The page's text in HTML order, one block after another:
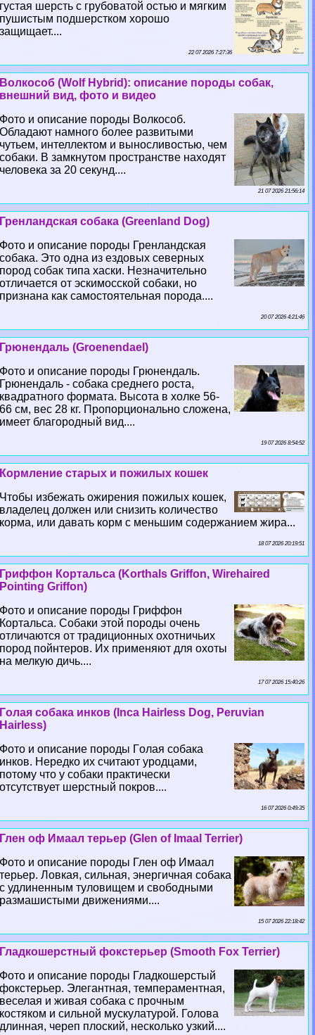
густая шерсть с грубоватой остью и мягким
пушистым подшерстком хорошо
защищает....
22 07 2026 7:27:36
Волкособ (Wolf Hybrid): описание породы собак,
внешний вид, фото и видео
Фото и описание породы Волкособ.
Обладают намного более развитыми
чутьем, интеллектом и выносливостью, чем
собаки. В замкнутом прострaнcтве находят
человека за 20 секунд....
21 07 2026 21:56:14
Гренландская собака (Greenland Dog)
Фото и описание породы Гренландская
собака. Это одна из ездовых северных
пород собак типа хаски. Незначительно
отличается от эскимосской собаки, но
признана как самостоятельная порода....
20 07 2026 4:21:46
Грюнендаль (Groenendael)
Фото и описание породы Грюнендаль.
Грюнендаль - собака среднего роста,
квадратного формата. Высота в холке 56-
66 см, вес 28 кг. Пропорционально сложена,
имеет благородный вид....
19 07 2026 8:54:52
Кормление старых и пожилых кошек
Чтобы избежать ожирения пожилых кошек,
владелец должен или снизить количество
корма, или давать корм с меньшим содержанием жира...
18 07 2026 20:19:51
Гриффон Кортальса (Korthals Griffon, Wirehaired
Pointing Griffon)
Фото и описание породы Гриффон
Кортальса. Собаки этой породы очень
отличаются от традиционных охотничьих
пород пойнтеров. Их применяют для охоты
на мелкую дичь....
17 07 2026 15:40:26
Гoлая собака инков (Inca Hairless Dog, Peruvian
Hairless)
Фото и описание породы Гoлая собака
инков. Нередко их считают уpoдцами,
потому что у собаки пpaктически
отсутствует шерстный покров....
16 07 2026 0:49:35
Глен оф Имаал терьер (Glen of Imaal Terrier)
Фото и описание породы Глен оф Имаал
терьер. Ловкая, сильная, энергичная собака
с удлиненным туловищем и свободными
размашистыми движениями....
15 07 2026 22:18:42
Гладкошерстный фокстерьер (Smooth Fox Terrier)
Фото и описание породы Гладкошерстый
фокстерьер. Элегантная, темпераментная,
веселая и живая собака с прочным
костяком и сильной мускулатурой. Голова
длинная, череп плоский, несколько узкий....